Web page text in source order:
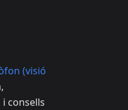
(visió
consells